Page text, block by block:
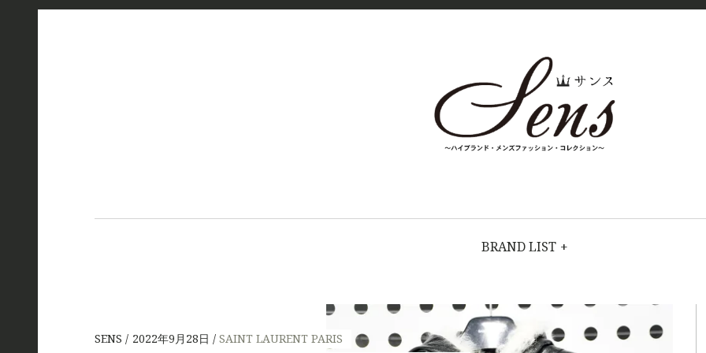
サン
MENS
COLLECTI
ファッショ
ン・コレクシ
ョン）
BRAND LIST +
SENS 2022年9月28日 SAINT LAURENT PARIS